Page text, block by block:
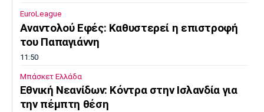
EuroLeague
Αναντολού Εφές: Καθυστερεί η επιστροφή
του Παπαγιάννη
11:50
Μπάσκετ Ελλάδα
Εθνική Νεανίδων: Κόντρα στην Ισλανδία για
την πέμπτη θέση